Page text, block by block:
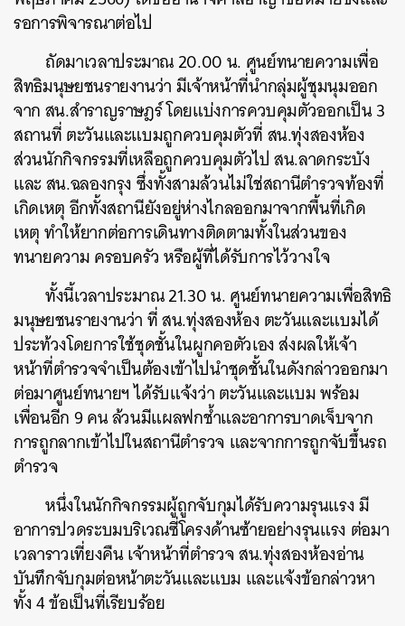
รอการพิจารณาต่อไป
ถัดมาเวลาประมาณ 20.00 น. ศูนย์ทนายความเพื่อ
สิทธิมนุษยชนรายงานว่า มีเจ้าหน้าที่นำกลุ่มผู้ชุมนุมออก
จาก สน.สำราญราษฎร์ โดยแบ่งการควบคุมตัวออกเป็น 3
สถานที่ ตะวันและแบมถูกควบคุมตัวที่ สน.ทุ่งสองห้อง
ส่วนนักกิจกรรมที่เหลือถูกควบคุมตัวไป สน.ลาดกระบัง
และ สน.ฉลองกรุง ซึ่งทั้งสามล้วนไม่ใช่สถานีตำรวจท้องที่
เกิดเหตุ อีกทั้งสถานียังอยู่ห่างไกลออกมาจากพื้นที่เกิด
เหตุ ทำให้ยากต่อการเดินทางติดตามทั้งในส่วนของ
ทนายความ ครอบครัว หรือผู้ที่ได้รับการไว้วางใจ
ทั้งนี้เวลาประมาณ 21.30 น. ศูนย์ทนายความเพื่อสิทธิ
มนุษยชนรายงานว่า ที่ สน.ทุ่งสองห้อง ตะวันและแบมได้
ประท้วงโดยการใช้ชุดชั้นในผูกคอตัวเอง ส่งผลให้เจ้า
หน้าที่ตำรวจจำเป็นต้องเข้าไปนำชุดชั้นในดังกล่าวออกมา
ต่อมาศูนย์ทนายฯ ได้รับแจ้งว่า ตะวันและแบม พร้อม
เพื่อนอีก 9 คน ล้วนมีแผลฟกช้ำและอาการบาดเจ็บจาก
การถูกลากเข้าไปในสถานีตำรวจ และจากการถูกจับขึ้นรถ
ตำรวจ
หนึ่งในนักกิจกรรมผู้ถูกจับกุมได้รับความรุนแรง มี
อาการปวดระบมบริเวณซี่โครงด้านซ้ายอย่างรุนแรง ต่อมา
เวลาราวเที่ยงคืน เจ้าหน้าที่ตำรวจ สน.ทุ่งสองห้องอ่าน
บันทึกจับกุมต่อหน้าตะวันและแบม และแจ้งข้อกล่าวหา
ทั้ง 4 ข้อเป็นที่เรียบร้อย
ค้นหา
SHARE TWEET LINE EMAIL